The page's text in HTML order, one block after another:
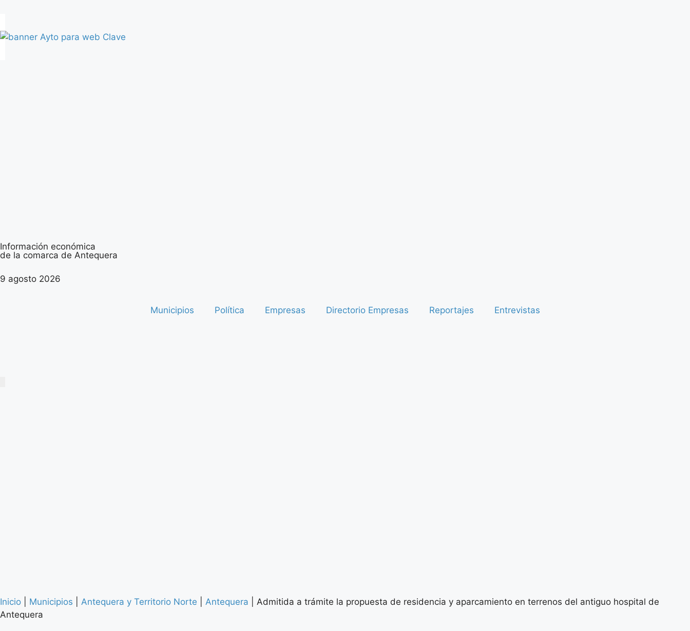
Información económica
de la comarca de Antequera
9 agosto 2026
Municipios Política Empresas Directorio Empresas Reportajes Entrevistas
Inicio Municipios Antequera y Territorio Norte Antequera
Admitida a trámite la propuesta de residencia y aparcamiento en terrenos del antiguo hospital de
Antequera